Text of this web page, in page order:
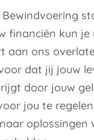
financiën kun je
aan ons
dat jij jouw
door jouw
jou te
oplossingen